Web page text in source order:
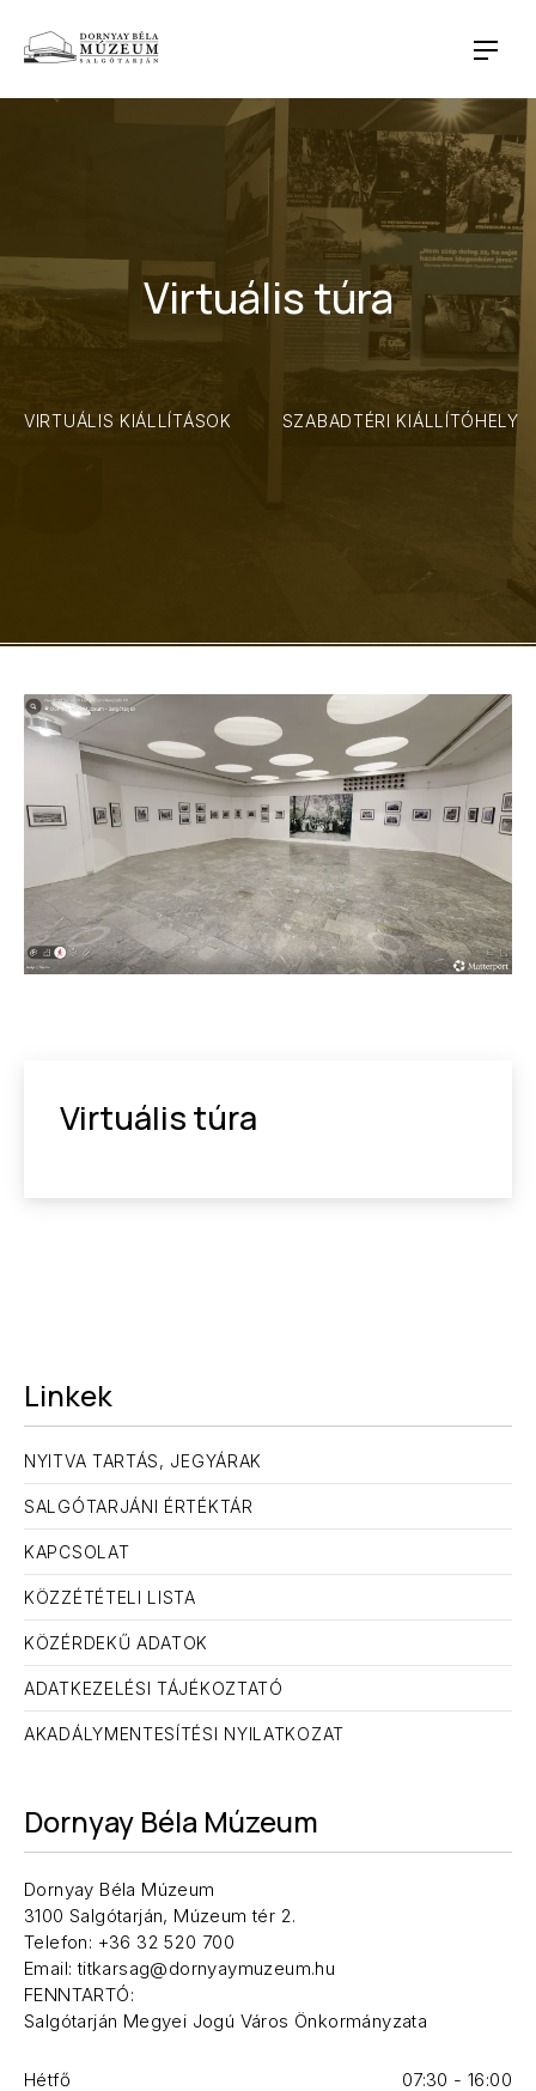
Virtuális túra
VIRTUÁLIS KIÁLLÍTÁSOK SZABADTÉRI KIÁLLÍTÓHELY
Virtuális túra
Linkek
NYITVA TARTÁS, JEGYÁRAK
SALGÓTARJÁNI ÉRTÉKTÁR
KAPCSOLAT
KÖZZÉTÉTELI LISTA
KÖZÉRDEKŰ ADATOK
ADATKEZELÉSI TÁJÉKOZTATÓ
AKADÁLYMENTESÍTÉSI NYILATKOZAT
Dornyay Béla Múzeum
Dornyay Béla Múzeum
3100 Salgótarján, Múzeum tér 2.
Telefon: +36 32 520 700
Email: titkarsag@dornyaymuzeum.hu
FENNTARTÓ:
Salgótarján Megyei Jogú Város Önkormányzata
Hétfő
07:30 - 16:00
ELŐZŐ